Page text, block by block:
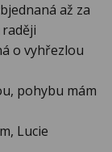
až za
o vyhřezlou
pohybu mám
Lucie